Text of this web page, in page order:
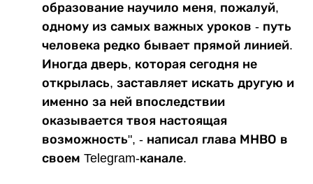
образование научило меня, пожалуй,
одному из самых важных уроков - путь
человека редко бывает прямой линией.
Иногда дверь, которая сегодня не
открылась, заставляет искать другую и
именно за ней впоследствии
оказывается твоя настоящая
возможность", - написал глава МНВО в
своем Telegram-канале.